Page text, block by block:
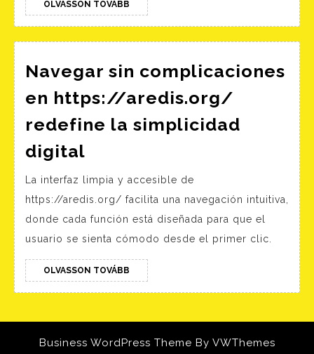
Get
To𝚛rent
OLVASSON TOVÁBB OLVASSON
TOVÁBB
Navegar sin complicaciones
en https://aredis.org/
redefine la simplicidad
digital
complicaciones
en
https://aredis.org/
la
simplicidad
La interfaz limpia y accesible de
https://aredis.org/ facilita una navegación intuitiva,
donde cada función está diseñada para que el
usuario se sienta cómodo desde el primer clic.
OLVASSON TOVÁBB OLVASSON
TOVÁBB
Business WordPress Theme By VWThemes